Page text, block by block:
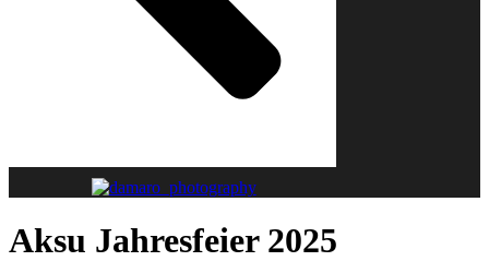
Aksu Jahresfeier 2025